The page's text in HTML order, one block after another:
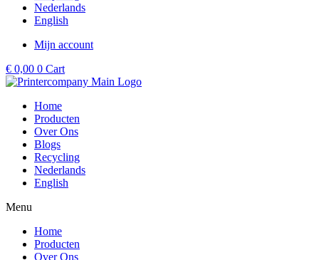
Nederlands
English
Mijn account
€ 0,00 0 Cart
Home
Producten
Over Ons
Blogs
Recycling
Nederlands
English
Menu
Home
Producten
Over Ons